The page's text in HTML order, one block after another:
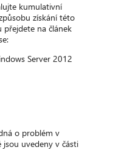
kumulativní
získání této
přejdete na článek
Server 2012
o problém v
uvedeny v části